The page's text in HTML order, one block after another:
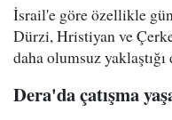
İsrail'e göre özellikle
Dürzi, Hristiyan ve
daha olumsuz
Dera'da çatışma